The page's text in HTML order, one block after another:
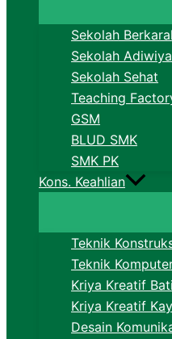
Sekolah
Sekolah
Sekolah Sehat
Teaching
GSM
BLUD SMK
SMK PK
Kons. Keahlian
Teknik
Teknik
Kriya Kreatif
Kriya Kreatif
Desain